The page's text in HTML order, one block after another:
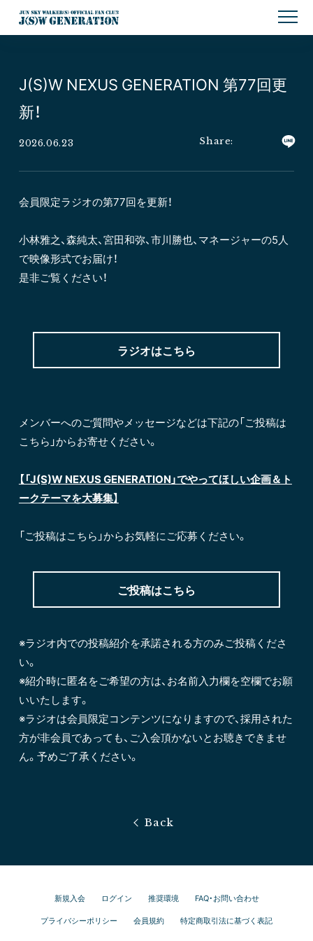
J(S)W NEXUS GENERATION 第77回更
新！
2026.06.23
会員限定ラジオの第77回を更新！
小林雅之、森純太、宮田和弥、市川勝也、マネージャーの5人
で映像形式でお届け！
是非ご覧ください！
ラジオはこちら
メンバーへのご質問やメッセージなどは下記の「ご投稿は
こちら」からお寄せください。
【「J(S)W NEXUS GENERATION」でやってほしい企画＆ト
ークテーマを大募集】
「ご投稿はこちら」からお気軽にご応募ください。
ご投稿はこちら
※ラジオ内での投稿紹介を承諾される方のみご投稿くださ
い。
※紹介時に匿名をご希望の方は、お名前入力欄を空欄でお願
いいたします。
※ラジオは会員限定コンテンツになりますので、採用された
方が非会員であっても、ご入会頂かないとお聴きできませ
ん。予めご了承ください。
新規入会 ログイン 推奨環境
FAQ・お問い合わせ
プライバシーポリシー
会員規約 特定商取引法に基づく表記